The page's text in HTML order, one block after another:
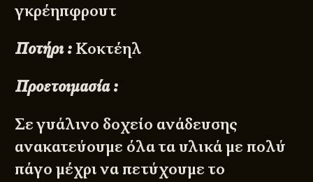
γκρέηπφρουτ
Ποτήρι : Κοκτέηλ
Προετοιμασία :
Σε γυάλινο δοχείο ανάδευσης
ανακατεύουμε όλα τα υλικά με πολύ
πάγο μέχρι να πετύχουμε το